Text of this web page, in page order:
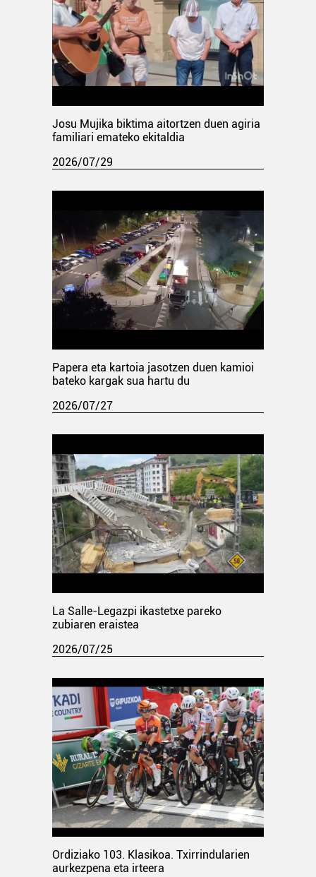
Josu Mujika biktima aitortzen duen agiria
familiari emateko ekitaldia
2026/07/29
Papera eta kartoia jasotzen duen kamioi
bateko kargak sua hartu du
2026/07/27
La Salle-Legazpi ikastetxe pareko
zubiaren eraistea
2026/07/25
Ordiziako 103. Klasikoa. Txirrindularien
aurkezpena eta irteera